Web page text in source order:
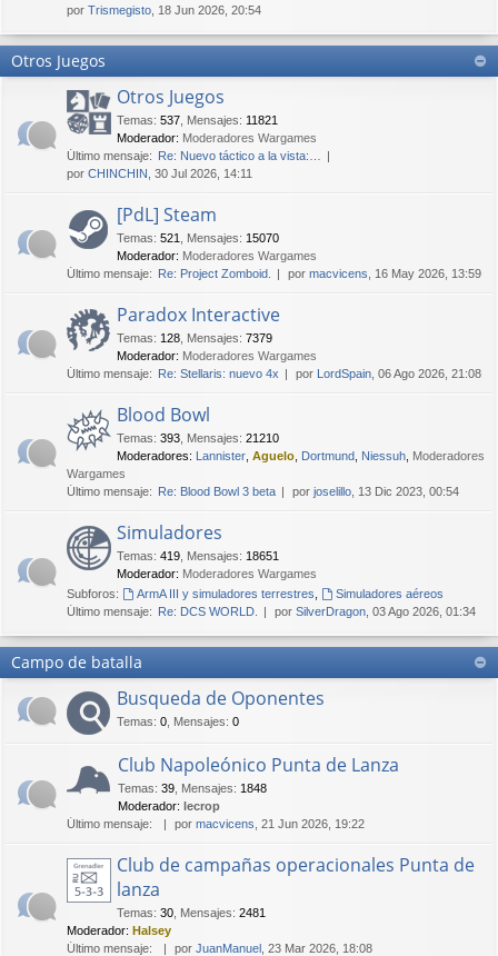
por Trismegisto , 18 Jun 2026, 20:54
Otros Juegos
Otros Juegos
Temas: 537 Mensajes: 11821
Moderador: Moderadores Wargames
Último mensaje: Re: Nuevo táctico a la vista:…
por CHINCHIN , 30 Jul 2026, 14:11
[PdL] Steam
Temas: 521 Mensajes: 15070
Moderador: Moderadores Wargames
Último mensaje: Re: Project Zomboid. por macvicens , 16 May 2026, 13:59
Paradox Interactive
Temas: 128 Mensajes: 7379
Moderador: Moderadores Wargames
Último mensaje: Re: Stellaris: nuevo 4x por LordSpain , 06 Ago 2026, 21:08
Blood Bowl
Temas: 393 Mensajes: 21210
Moderadores: Lannister Aguelo Dortmund Niessuh Moderadores
Wargames
Último mensaje: Re: Blood Bowl 3 beta por joselillo , 13 Dic 2023, 00:54
Simuladores
Temas: 419 Mensajes: 18651
Moderador: Moderadores Wargames
Subforos:
ArmA III y simuladores terrestres
Simuladores aéreos
Último mensaje: Re: DCS WORLD. por SilverDragon , 03 Ago 2026, 01:34
Campo de batalla
Busqueda de Oponentes
Temas: 0 Mensajes: 0
Club Napoleónico Punta de Lanza
Temas: 39 Mensajes: 1848
Moderador: lecrop
Último mensaje:
por macvicens , 21 Jun 2026, 19:22
Club de campañas operacionales Punta de
lanza
Temas: 30 Mensajes: 2481
Moderador: Halsey
Último mensaje:
por JuanManuel , 23 Mar 2026, 18:08